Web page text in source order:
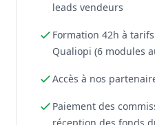
leads vendeurs
Formation 42h à
Qualiopi (6 modules
Accès à nos
Paiement des